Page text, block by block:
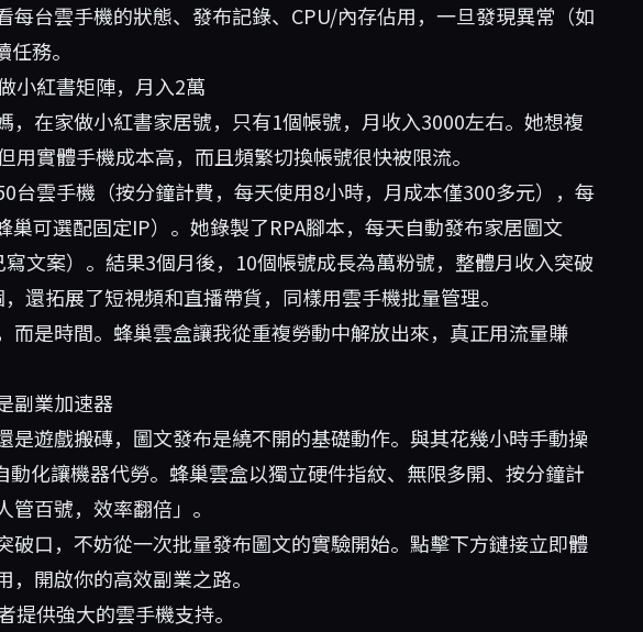
每台雲手機的狀態、發布記錄、CPU/內存佔用，一旦發現異常（如
務。
小紅書矩陣，月入2萬
，在家做小紅書家居號，只有1個帳號，月收入3000左右。她想複
用實體手機成本高，而且頻繁切換帳號很快被限流。
台雲手機（按分鐘計費，每天使用8小時，月成本僅300多元），每
巢可選配固定IP）。她錄製了RPA腳本，每天自動發布家居圖文
寫文案）。結果3個月後，10個帳號成長為萬粉號，整體月收入突破
還拓展了短視頻和直播帶貨，同樣用雲手機批量管理。
而是時間。蜂巢雲盒讓我從重複勞動中解放出來，真正用流量賺
副業加速器
是遊戲搬磚，圖文發布是繞不開的基礎動作。與其花幾小時手動操
動化讓機器代勞。蜂巢雲盒以獨立硬件指紋、無限多開、按分鐘計
百號，效率翻倍」。
破口，不妨從一次批量發布圖文的實驗開始。點擊下方鏈接立即體
開啟你的高效副業之路。
供強大的雲手機支持。